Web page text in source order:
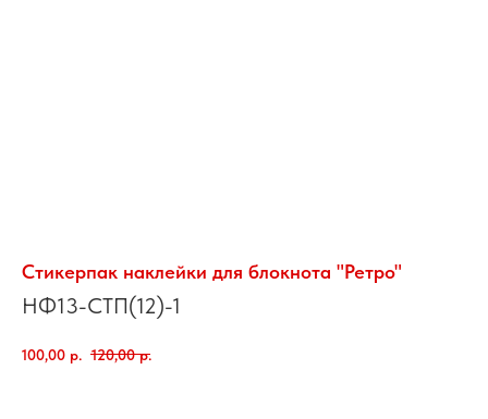
Стикерпак наклейки для блокнота "Ретро"
НФ13-СТП(12)-1
100,00 р. 120,00 р.